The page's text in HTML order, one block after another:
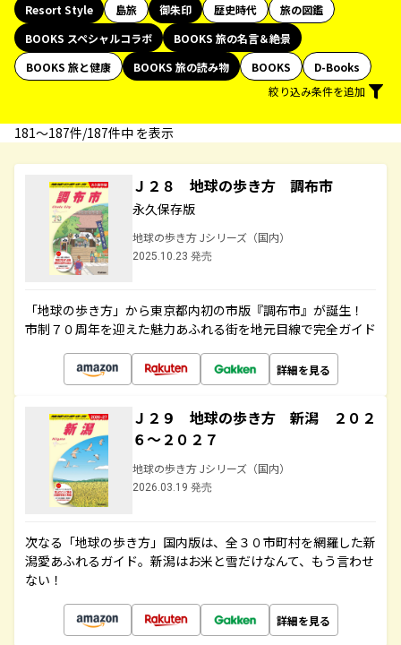
Resort Style
島旅 御朱印 歴史時代
旅の図鑑
BOOKS スペシャルコラボ
BOOKS 旅の名言＆絶景
BOOKS 旅と健康
BOOKS 旅の読み物 BOOKS
D-Books
絞り込み条件を追加
181〜187件/187件中 を表示
Ｊ２８ 地球の歩き方 調布市
永久保存版
地球の歩き方 Jシリーズ（国内）
2025.10.23 発売
「地球の歩き方」から東京都内初の市版『調布市』が誕生！
市制７０周年を迎えた魅力あふれる街を地元目線で完全ガイド
詳細を見る
Ｊ２９ 地球の歩き方 新潟 ２０２
６～２０２７
地球の歩き方 Jシリーズ（国内）
2026.03.19 発売
次なる「地球の歩き方」国内版は、全３０市町村を網羅した新
潟愛あふれるガイド。新潟はお米と雪だけなんて、もう言わせ
ない！
詳細を見る